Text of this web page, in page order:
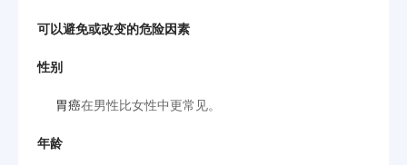
可以避免或改变的危险因素
性别
胃癌在男性比女性中更常见。
年龄